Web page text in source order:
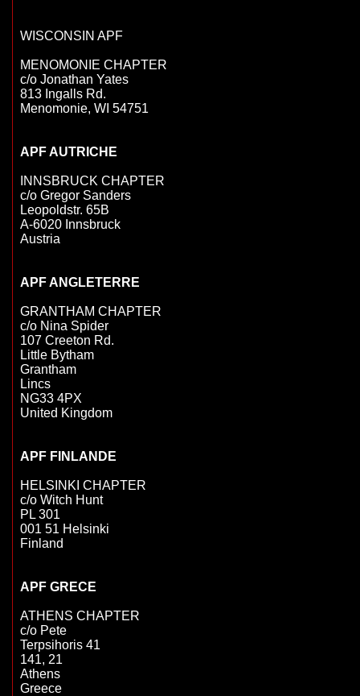
WISCONSIN APF
MENOMONIE CHAPTER
c/o Jonathan Yates
813 Ingalls Rd.
Menomonie, WI 54751
APF AUTRICHE
INNSBRUCK CHAPTER
c/o Gregor Sanders
Leopoldstr. 65B
A-6020 Innsbruck
Austria
GRANTHAM CHAPTER
c/o Nina Spider
107 Creeton Rd.
Little Bytham
Grantham
Lincs
NG33 4PX
United Kingdom
HELSINKI CHAPTER
c/o Witch Hunt
PL 301
001 51 Helsinki
Finland
ATHENS CHAPTER
c/o Pete
Terpsihoris 41
141, 21
Athens
Greece